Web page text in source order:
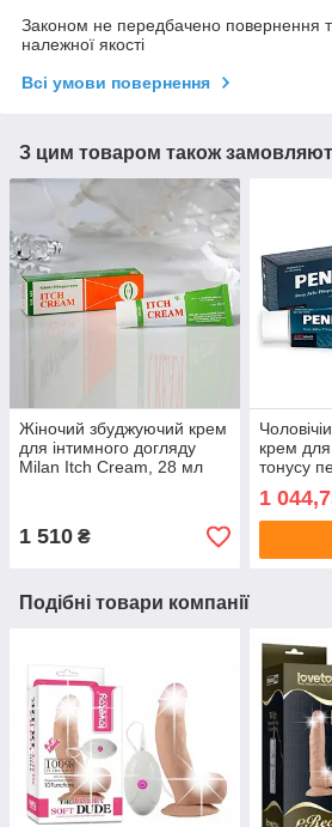
Законом не передбачено повернення
належної якості
Всі умови повернення
З цим товаром також
Жіночий збуджуючий крем
для інтимного догляду
Milan Itch Cream, 28 мл
1 510 ₴
крем
тонусу
PeniX
1
Подібні товари компанії